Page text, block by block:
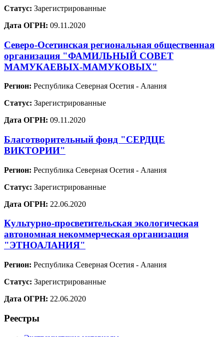
Статус: Зарегистрированные
Дата ОГРН: 09.11.2020
Северо-Осетинская региональная общественная
организация "ФАМИЛЬНЫЙ СОВЕТ
МАМУКАЕВЫХ-МАМУКОВЫХ"
Регион: Республика Северная Осетия - Алания
Статус: Зарегистрированные
Дата ОГРН: 09.11.2020
Благотворительный фонд "СЕРДЦЕ
ВИКТОРИИ"
Регион: Республика Северная Осетия - Алания
Статус: Зарегистрированные
Дата ОГРН: 22.06.2020
Культурно-просветительская экологическая
автономная некоммерческая организация
"ЭТНОАЛАНИЯ"
Регион: Республика Северная Осетия - Алания
Статус: Зарегистрированные
Дата ОГРН: 22.06.2020
Реестры